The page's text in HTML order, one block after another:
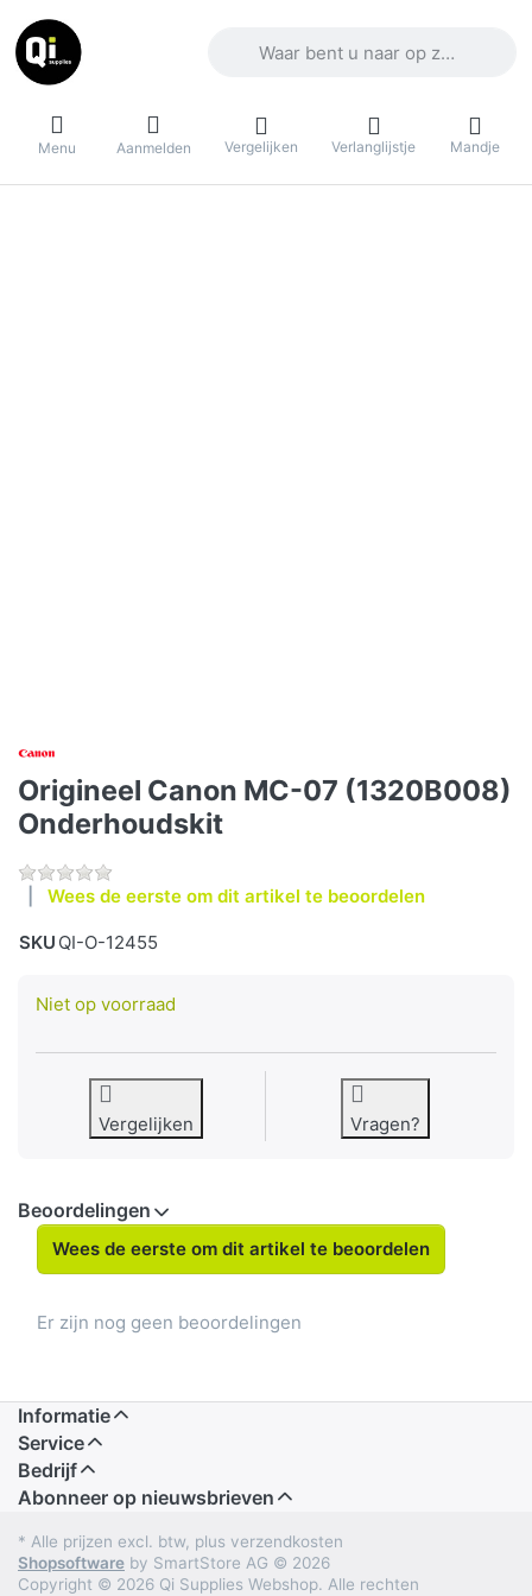
Menu Aanmelden Vergelijken Verlanglijstje Mandje
Origineel Canon MC-07 (1320B008)
Onderhoudskit
Wees de eerste om dit artikel te beoordelen
SKU QI-O-12455
Niet op voorraad
Vergelijken Vragen?
Beoordelingen
Wees de eerste om dit artikel te beoordelen
Er zijn nog geen beoordelingen
Informatie
Service
Bedrijf
Abonneer op nieuwsbrieven
* Alle prijzen excl. btw, plus verzendkosten
Shopsoftware by SmartStore AG © 2026
Copyright © 2026 Qi Supplies Webshop. Alle rechten